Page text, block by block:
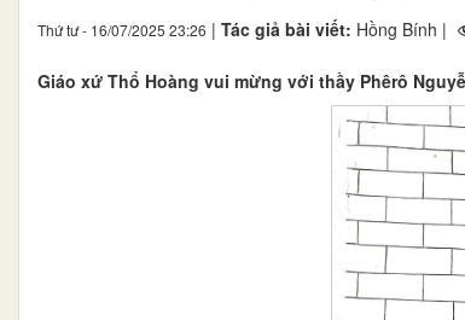
Thứ tư - 16/07/2025 23:26 | Tác giả bài viết: Hồng Bính |
Giáo xứ Thổ Hoàng vui mừng với thầy Phêrô